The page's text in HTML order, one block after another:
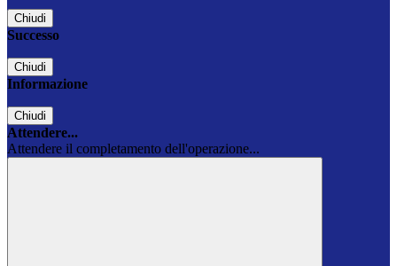
Chiudi
Successo
Chiudi
Informazione
Chiudi
Attendere...
Attendere il completamento dell'operazione...